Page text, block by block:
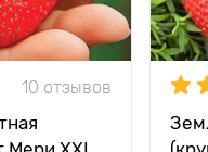
10 отзывов